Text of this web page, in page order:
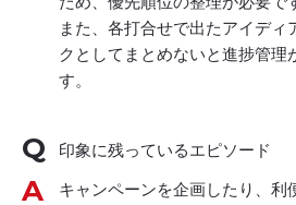
また、各打合せで出たアイディ
クとしてまとめないと進捗管理
す。
印象に残っているエピソード
キャンペーンを企画したり、利